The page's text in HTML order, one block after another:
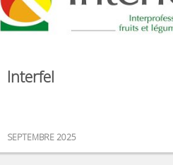
Interfel
SEPTEMBRE 2025